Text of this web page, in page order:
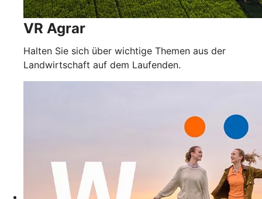
VR Agrar
Halten Sie sich über wichtige Themen aus der
Landwirtschaft auf dem Laufenden.